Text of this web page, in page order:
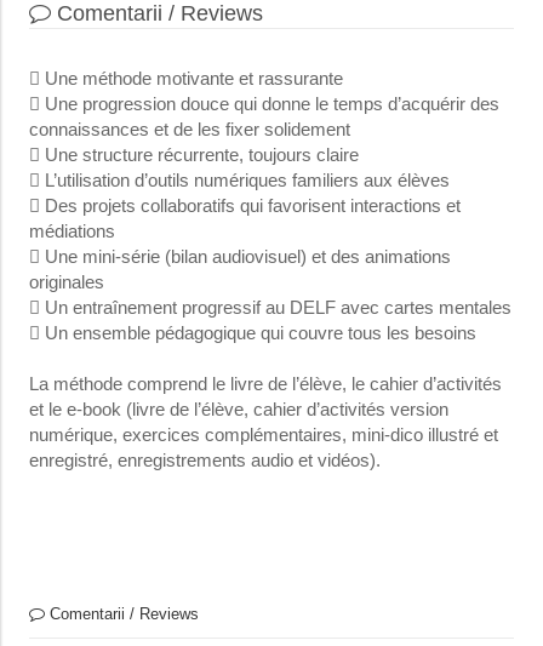
Comentarii / Reviews
 Une méthode motivante et rassurante
 Une progression douce qui donne le temps d’acquérir des
connaissances et de les fixer solidement
 Une structure récurrente, toujours claire
 L’utilisation d’outils numériques familiers aux élèves
 Des projets collaboratifs qui favorisent interactions et
médiations
 Une mini-série (bilan audiovisuel) et des animations
originales
 Un entraînement progressif au DELF avec cartes mentales
 Un ensemble pédagogique qui couvre tous les besoins
La méthode comprend le livre de l’élève, le cahier d’activités
et le e-book (livre de l’élève, cahier d’activités version
numérique, exercices complémentaires, mini-dico illustré et
enregistré, enregistrements audio et vidéos).
Comentarii / Reviews